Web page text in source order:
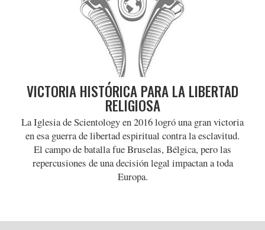
VICTORIA HISTÓRICA PARA LA LIBERTAD
RELIGIOSA
La Iglesia de Scientology en 2016 logró una gran victoria
en esa guerra de libertad espiritual contra la esclavitud.
El campo de batalla fue Bruselas, Bélgica, pero las
repercusiones de una decisión legal impactan a toda
Europa.